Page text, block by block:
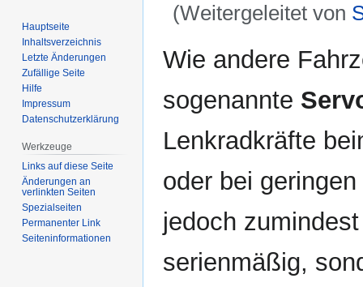
(Weitergeleitet von
Navigation
Suche
Wie andere
sogenannte
Lenkradkräfte
oder bei
jedoch
serienmäßig,
Hauptseite
Inhaltsverzeichnis
Letzte Änderungen
Zufällige Seite
Hilfe
Impressum
Datenschutzerklärung
Werkzeuge
Links auf diese Seite
Änderungen an
verlinkten Seiten
Spezialseiten
Permanenter Link
Seiten­informationen